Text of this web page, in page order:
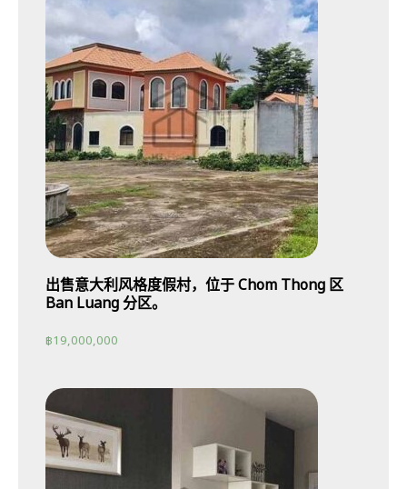
出售意大利风格度假村，位于 Chom Thong 区
Ban Luang 分区。
฿19,000,000